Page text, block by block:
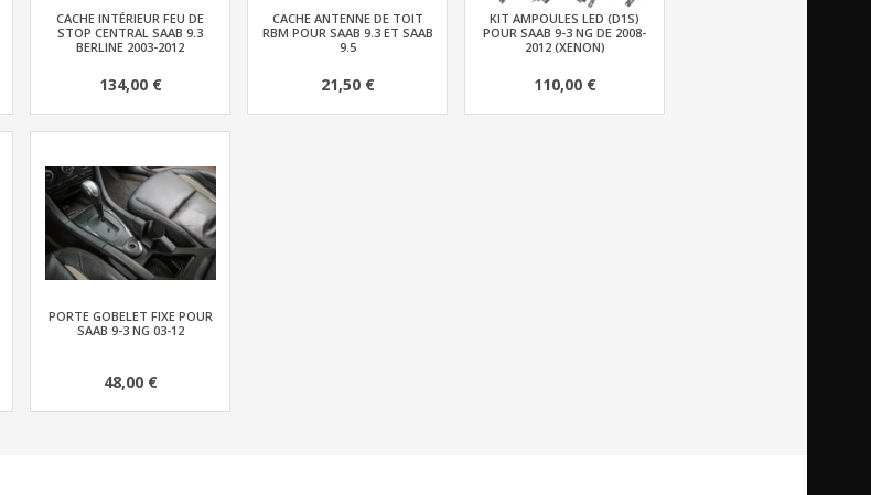
CACHE INTÉRIEUR FEU DE
STOP CENTRAL SAAB 9.3
BERLINE 2003-2012
134,00 €
CACHE ANTENNE DE TOIT
RBM POUR SAAB 9.3 ET SAAB
9.5
21,50 €
KIT AMPOULES LED (D1S)
POUR SAAB 9-3 NG DE 2008-
2012 (XENON)
110,00 €
PORTE GOBELET FIXE POUR
SAAB 9-3 NG 03-12
48,00 €